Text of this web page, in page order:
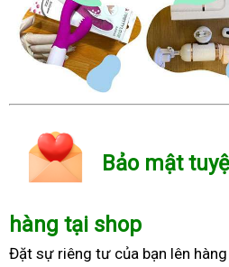
Bảo mật
hàng tại shop
Đặt sự riêng tư của bạn lên